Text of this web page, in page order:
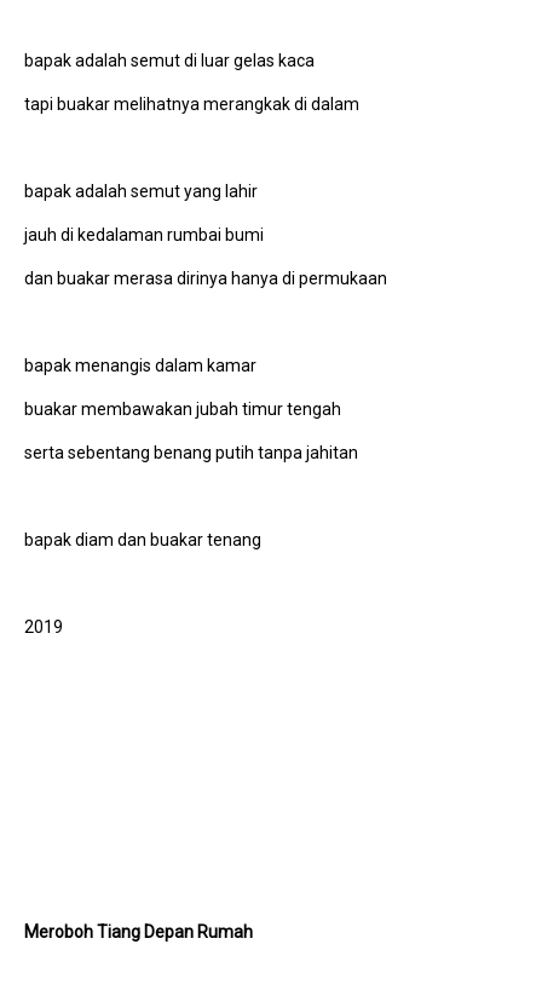
bapak adalah semut di luar gelas kaca
tapi buakar melihatnya merangkak di dalam
bapak adalah semut yang lahir
jauh di kedalaman rumbai bumi
dan buakar merasa dirinya hanya di permukaan
bapak menangis dalam kamar
buakar membawakan jubah timur tengah
serta sebentang benang putih tanpa jahitan
bapak diam dan buakar tenang
2019
Meroboh Tiang Depan Rumah